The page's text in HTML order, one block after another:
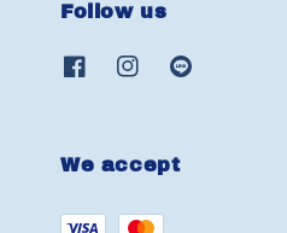
Follow us
We accept